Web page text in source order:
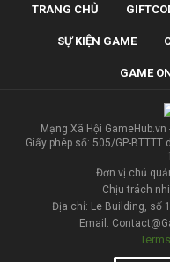
TRANG CHỦ
SỰ KIỆN GAME
GAME
Mạng Xã Hội
Giấy phép số: 505/GP-
Đơn vị chủ
Chịu trách
Địa chỉ: Le Building, số
Email: